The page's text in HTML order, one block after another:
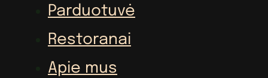
Parduotuvė
Restoranai
Apie mus